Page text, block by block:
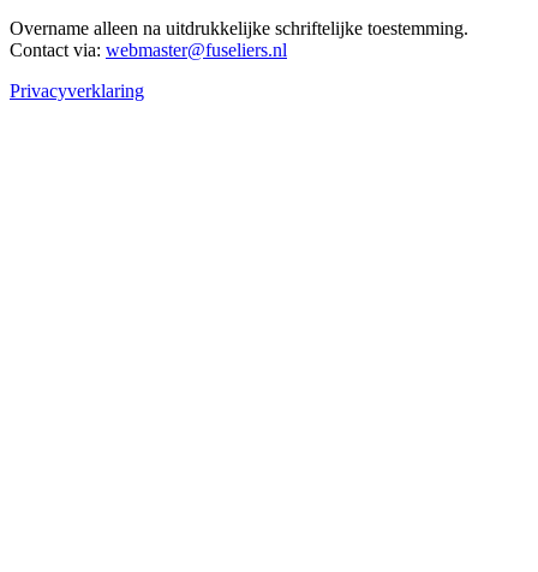
Overname alleen na uitdrukkelijke schriftelijke toestemming.
Contact via: webmaster@fuseliers.nl
Privacyverklaring